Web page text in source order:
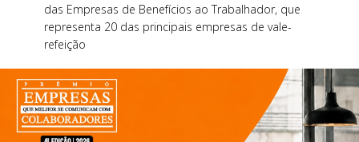
das Empresas de Benefícios ao Trabalhador, que
representa 20 das principais empresas de vale-
refeição